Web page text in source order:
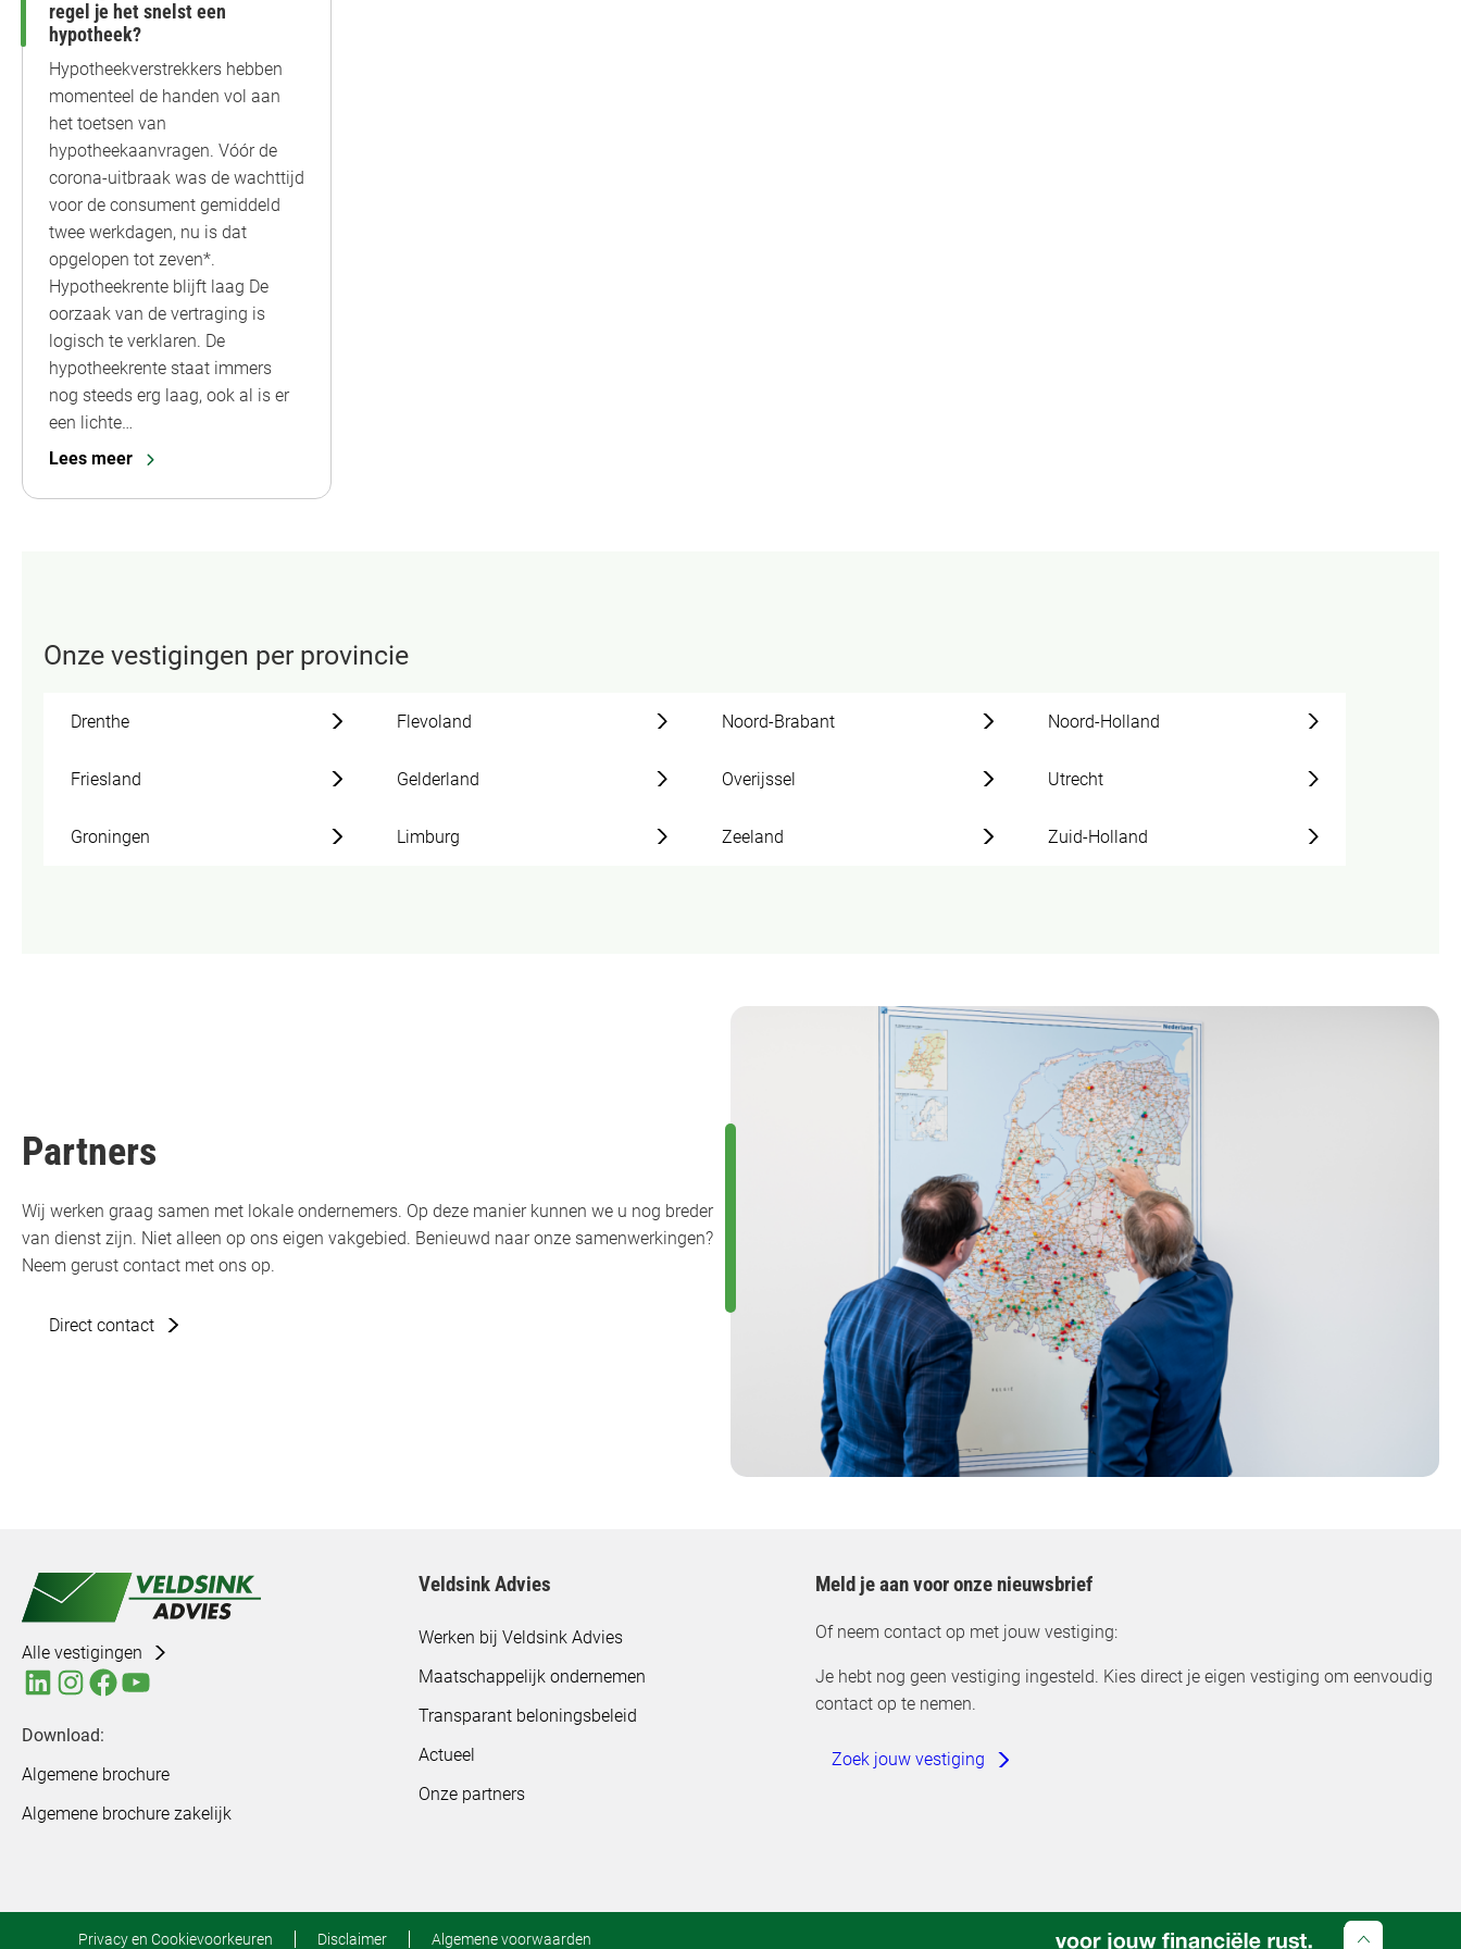
regel je het snelst een
hypotheek?
Hypotheekverstrekkers hebben
momenteel de handen vol aan
het toetsen van
hypotheekaanvragen. Vóór de
corona-uitbraak was de wachttijd
voor de consument gemiddeld
twee werkdagen, nu is dat
opgelopen tot zeven*.
Hypotheekrente blijft laag De
oorzaak van de vertraging is
logisch te verklaren. De
hypotheekrente staat immers
nog steeds erg laag, ook al is er
een lichte…
Lees meer
Onze vestigingen per provincie
Drenthe Flevoland Noord-Brabant Noord-Holland
Friesland Gelderland Overijssel Utrecht
Groningen Limburg Zeeland Zuid-Holland
Partners
Wij werken graag samen met lokale ondernemers. Op deze manier kunnen we u nog breder
van dienst zijn. Niet alleen op ons eigen vakgebied. Benieuwd naar onze samenwerkingen?
Neem gerust contact met ons op.
Direct contact
Alle vestigingen
Download:
Algemene brochure
Algemene brochure zakelijk
Veldsink Advies
Werken bij Veldsink Advies
Maatschappelijk ondernemen
Transparant beloningsbeleid
Actueel
Onze partners
Meld je aan voor onze nieuwsbrief
Of neem contact op met jouw vestiging:
Je hebt nog geen vestiging ingesteld. Kies direct je eigen vestiging om eenvoudig
contact op te nemen.
Zoek jouw vestiging
Privacy en Cookievoorkeuren Disclaimer Algemene voorwaarden